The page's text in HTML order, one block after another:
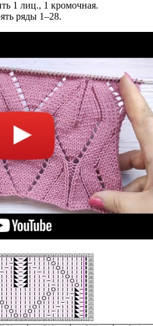
1 лиц., 1 кромочная.
ряды 1–28.